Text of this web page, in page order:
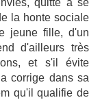
quitte à se
la honte sociale
jeune fille, d'un
d'ailleurs très
et s'il évite
corrige dans sa
qu'il qualifie de